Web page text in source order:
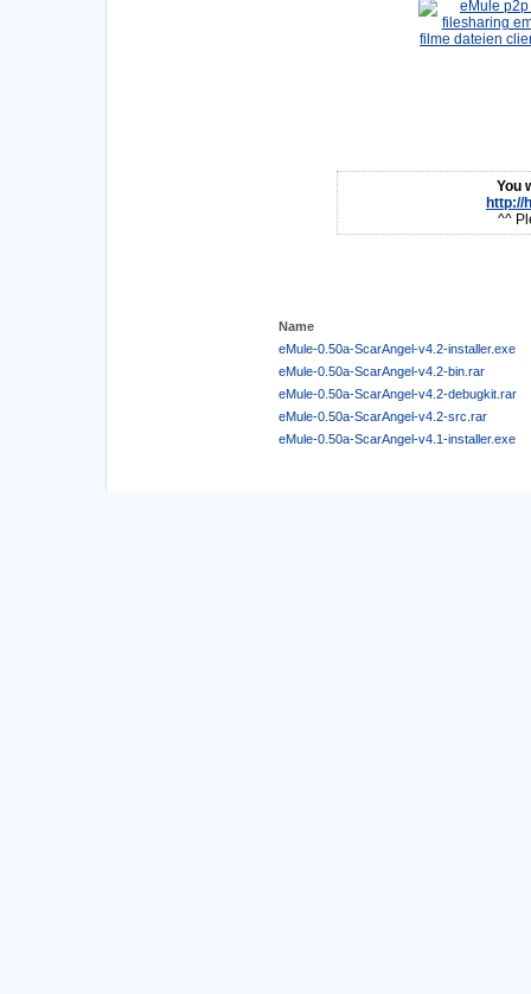
You
http://
^^
Name
eMule-0.50a-ScarAngel-v4.2-installer.exe
eMule-0.50a-ScarAngel-v4.2-bin.rar
eMule-0.50a-ScarAngel-v4.2-debugkit.rar
eMule-0.50a-ScarAngel-v4.2-src.rar
eMule-0.50a-ScarAngel-v4.1-installer.exe